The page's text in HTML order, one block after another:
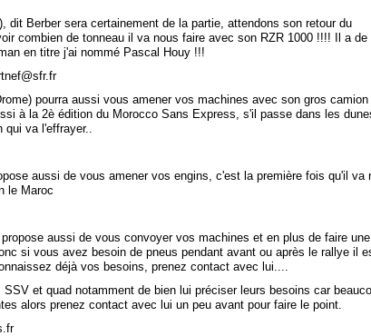
dit Berber sera certainement de la partie, attendons son retour du
combien de tonneau il va nous faire avec son RZR 1000 !!!! Il a de
en titre j'ai nommé Pascal Houy !!!
pourra aussi vous amener vos machines avec son gros camion
à la 2è édition du Morocco Sans Express, s'il passe dans les
va l'effrayer..
aussi de vous amener vos engins, c'est la première fois qu'il va
le Maroc
aussi de vous convoyer vos machines et en plus de faire une
si vous avez besoin de pneus pendant avant ou après le rallye il
déjà vos besoins, prenez contact avec lui....
et quad notamment de bien lui préciser leurs besoins car
alors prenez contact avec lui un peu avant pour faire le point.